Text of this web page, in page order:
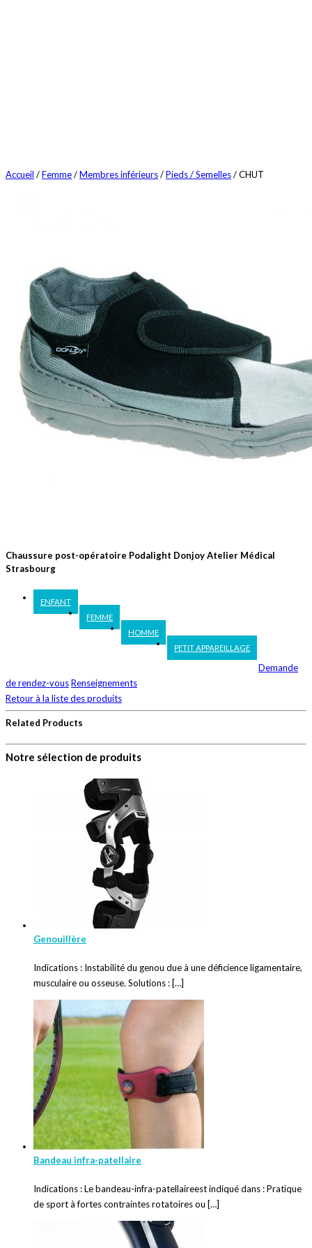
Accueil /Femme/Membres inférieurs/Pieds / Semelles/ CHUT
Chaussure post-opératoire Podalight Donjoy Atelier Médical
Strasbourg
ENFANT
FEMME
HOMME
PETIT APPAREILLAGE
Demande
de rendez-vousRenseignements
Retour à la liste des produits
Related Products
Notre sélection de produits
Genouillère
Indications : Instabilité du genou due à une déficience ligamentaire,
musculaire ou osseuse. Solutions : […]
Bandeau infra-patellaire
Indications : Le bandeau-infra-patellaireest indiqué dans : Pratique
de sport à fortes contraintes rotatoires ou […]